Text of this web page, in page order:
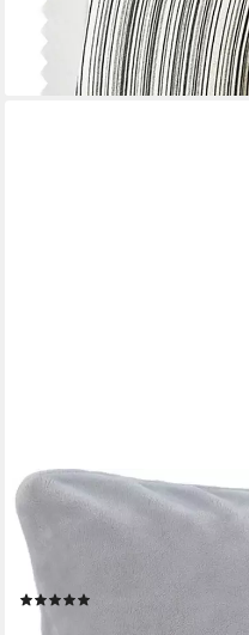
(49,92 €/ 1 kg)
lieferbar - in 3-4 Werktagen bei
+8
GÖZZE
Dekokissen Premium
50x50cm,passend zur
Decke,Kissenhülle&Füllung
29,95 €